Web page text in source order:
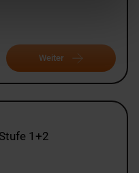
Weiter
1+2